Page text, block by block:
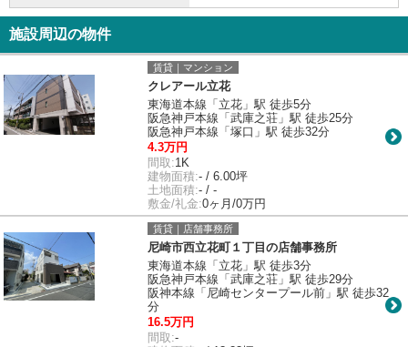
施設周辺の物件
賃貸｜マンション
クレアール立花
東海道本線「立花」駅 徒歩5分
阪急神戸本線「武庫之荘」駅 徒歩25分
阪急神戸本線「塚口」駅 徒歩32分
4.3万円
間取:1K
建物面積:- / 6.00坪
土地面積:- / -
敷金/礼金:0ヶ月/0万円
賃貸｜店舗事務所
尼崎市西立花町１丁目の店舗事務所
東海道本線「立花」駅 徒歩3分
阪急神戸本線「武庫之荘」駅 徒歩29分
阪神本線「尼崎センタープール前」駅 徒歩32
分
16.5万円
間取:-